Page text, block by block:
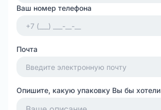
Ваш номер телефона
Почта
Опишите, какую упаковку Вы бы хотели